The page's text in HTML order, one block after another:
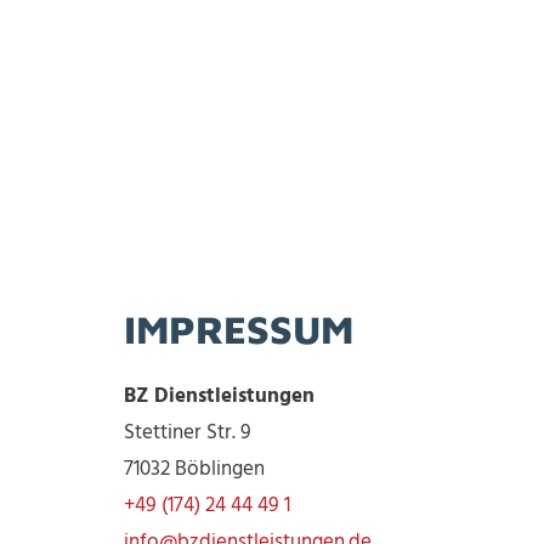
IMPRESSUM
BZ Dienstleistungen
Stettiner Str. 9
71032 Böblingen
+49 (174) 24 44 49 1